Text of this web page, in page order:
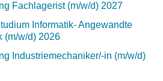
Fachlagerist (m/w/d) 2027
Informatik- Angewandte
(m/w/d) 2026
Industriemechaniker/-in (m/w/d)